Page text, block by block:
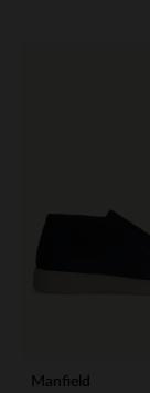
Manfield